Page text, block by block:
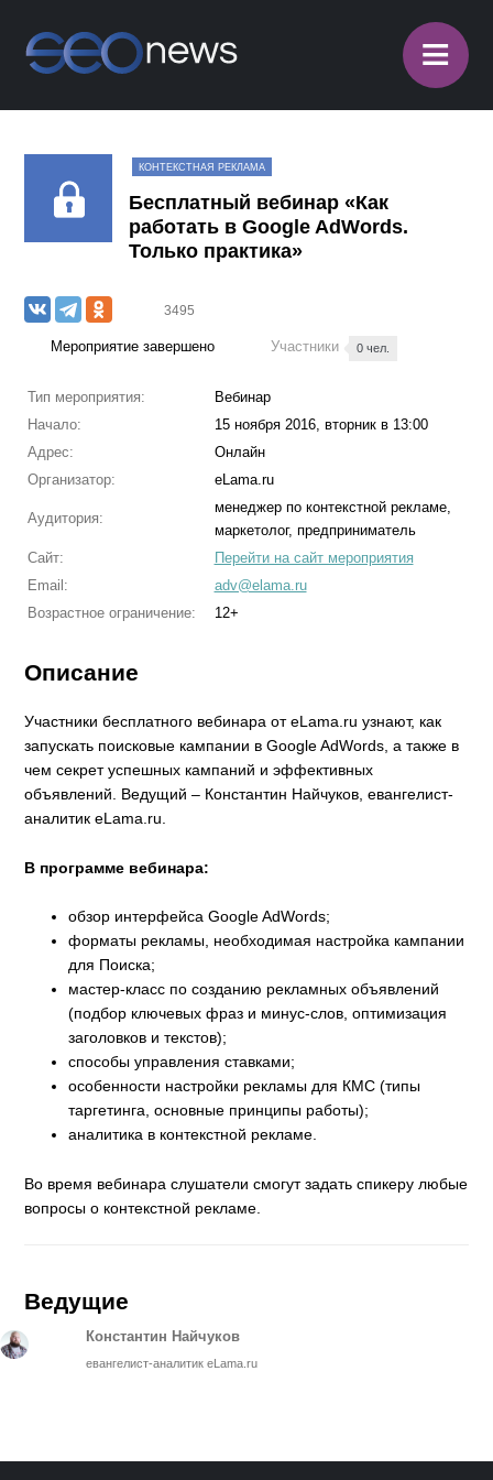
≡
КОНТЕКСТНАЯ РЕКЛАМА
Бесплатный вебинар «Как
работать в Google AdWords.
Только практика»
3495
Мероприятие завершено Участники 0 чел.
Тип мероприятия:
Вебинар
Начало:
15 ноября 2016, вторник в 13:00
Адрес:
Онлайн
Организатор:
eLama.ru
Аудитория:
менеджер по контекстной рекламе,
маркетолог, предприниматель
Сайт:
Перейти на сайт мероприятия
Email:
adv@elama.ru
Возрастное ограничение:
12+
Описание
Участники бесплатного вебинара от eLama.ru узнают, как
запускать поисковые кампании в Google AdWords, а также в
чем секрет успешных кампаний и эффективных
объявлений. Ведущий – Константин Найчуков, евангелист-
аналитик eLama.ru.
В программе вебинара:
обзор интерфейса Google AdWords;
форматы рекламы, необходимая настройка кампании
для Поиска;
мастер-класс по созданию рекламных объявлений
(подбор ключевых фраз и минус-слов, оптимизация
заголовков и текстов);
способы управления ставками;
особенности настройки рекламы для КМС (типы
таргетинга, основные принципы работы);
аналитика в контекстной рекламе.
Во время вебинара слушатели смогут задать спикеру любые
вопросы о контекстной рекламе.
Ведущие
Константин Найчуков
евангелист-аналитик eLama.ru